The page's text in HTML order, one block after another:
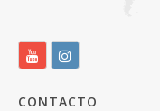
CONTACTO